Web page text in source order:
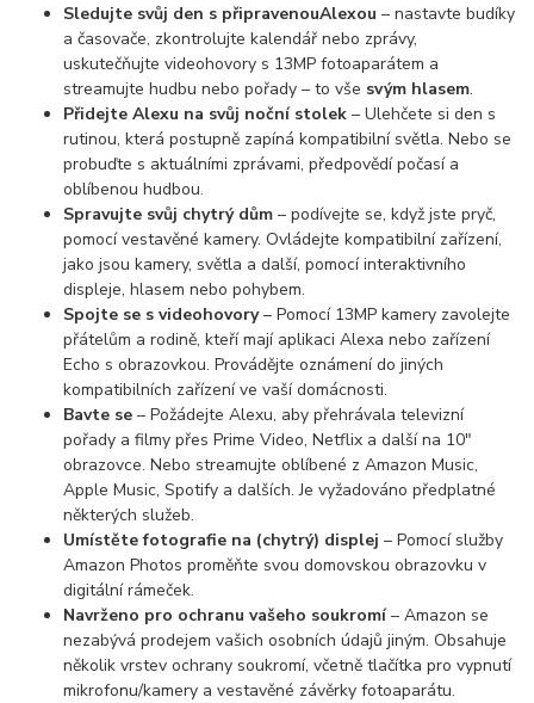
Sledujte svůj den s připravenouAlexou– nastavte budíky
a časovače, zkontrolujte kalendář nebo zprávy,
uskutečňujte videohovory s 13MP fotoaparátem a
streamujte hudbu nebo pořady – to vše svým hlasem.
Přidejte Alexu na svůj noční stolek – Ulehčete si den s
rutinou, která postupně zapíná kompatibilní světla. Nebo se
probuďte s aktuálními zprávami, předpovědí počasí a
oblíbenou hudbou.
Spravujte svůj chytrý dům – podívejte se, když jste pryč,
pomocí vestavěné kamery. Ovládejte kompatibilní zařízení,
jako jsou kamery, světla a další, pomocí interaktivního
displeje, hlasem nebo pohybem.
Spojte se s videohovory– Pomocí 13MP kamery zavolejte
přátelům a rodině, kteří mají aplikaci Alexa nebo zařízení
Echo s obrazovkou. Provádějte oznámení do jiných
kompatibilních zařízení ve vaší domácnosti.
Bavte se – Požádejte Alexu, aby přehrávala televizní
pořady a filmy přes Prime Video, Netflix a další na 10"
obrazovce. Nebo streamujte oblíbené z Amazon Music,
Apple Music, Spotify a dalších. Je vyžadováno předplatné
některých služeb.
Umístěte fotografie na (chytrý) displej – Pomocí služby
Amazon Photos proměňte svou domovskou obrazovku v
digitální rámeček.
Navrženo pro ochranu vašeho soukromí– Amazon se
nezabývá prodejem vašich osobních údajů jiným. Obsahuje
několik vrstev ochrany soukromí, včetně tlačítka pro vypnutí
mikrofonu/kamery a vestavěné závěrky fotoaparátu.